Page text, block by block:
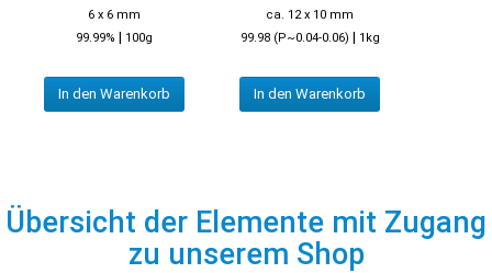
6 x 6 mm
99.99% | 100g
In den Warenkorb
ca. 12 x 10 mm
99.98 (P~0.04-0.06) | 1kg
In den Warenkorb
Übersicht der Elemente mit Zugang
zu unserem Shop